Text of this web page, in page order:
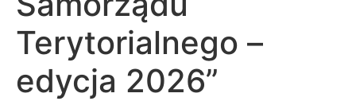
Terytorialnego –
edycja 2026”